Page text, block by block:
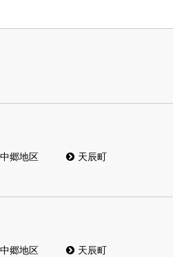
中郷地区 天辰町
中郷地区 天辰町